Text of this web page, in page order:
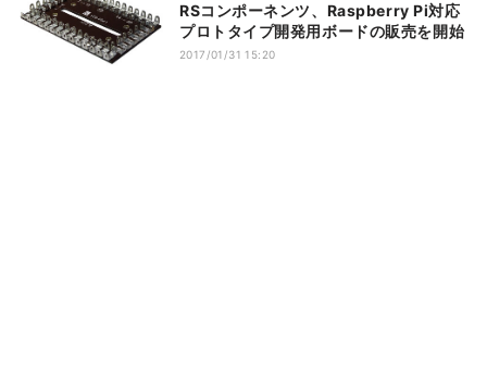
RSコンポーネンツ、Raspberry Pi対応
プロトタイプ開発用ボードの販売を開始
2017/01/31 15:20